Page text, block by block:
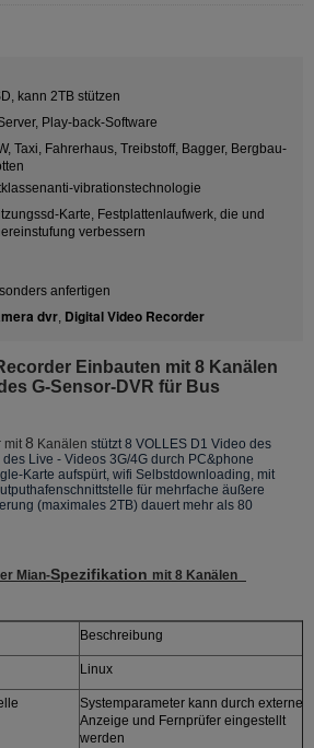
kann 2TB stützen
Play-back-Software
Taxi, Fahrerhaus, Treibstoff, Bagger, Bergbau-
vibrationstechnologie
Karte, Festplattenlaufwerk, die und
verbessern
anfertigen
dvr, Digital Video Recorder
Einbauten mit 8 Kanälen
G-Sensor-DVR für Bus
mit 8 Kanälen stützt 8 VOLLES D1 Video des
Live - Videos 3G/4G durch PC&phone
Karte aufspürt, wifi Selbstdownloading, mit
für mehrfache äußere
(maximales 2TB) dauert mehr als 80
Mian-Spezifikation mit 8 Kanälen
Beschreibung
Linux
Systemparameter kann durch externe
Anzeige und Fernprüfer eingestellt
werden